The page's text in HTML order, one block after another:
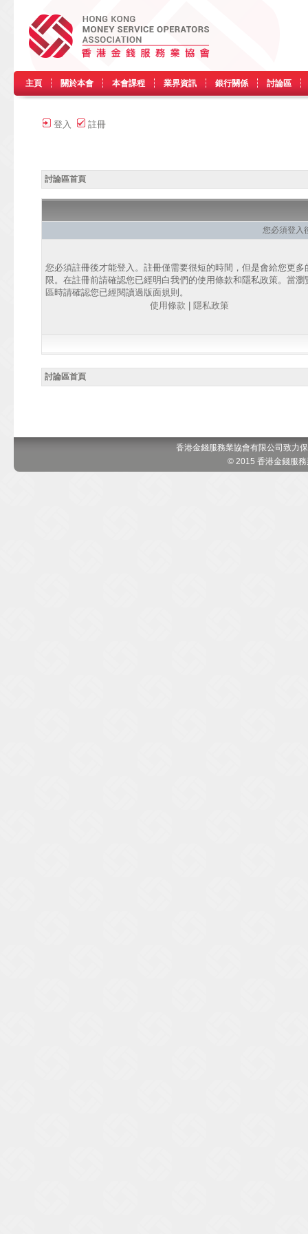
主頁 關於本會 本會課程 業界資訊 銀行關係 討論區
登入 註冊
討論區首頁
您必須登入
您必須註冊後才能登入。註冊僅需要很短的時間，但是會給您更多
限。在註冊前請確認您已經明白我們的使用條款和隱私政策。當瀏
區時請確認您已經閱讀過版面規則。
使用條款
隱私政策
討論區首頁
香港金錢服務業協會有限公司致力
© 2015 香港金錢服